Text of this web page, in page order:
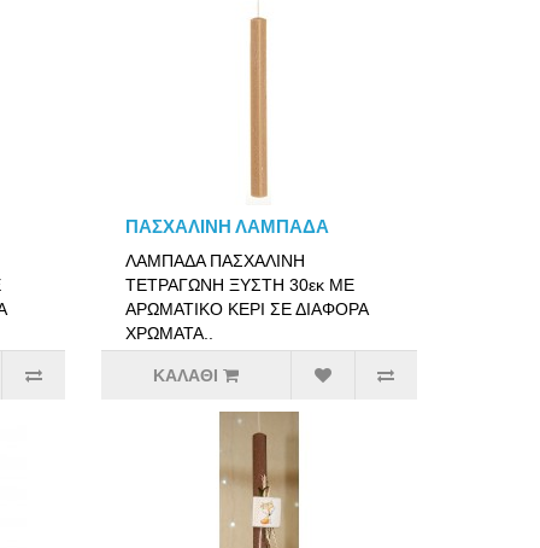
ΠΑΣΧΑΛΙΝΗ ΛΑΜΠΑΔΑ
ΛΑΜΠΑΔΑ ΠΑΣΧΑΛΙΝΗ
ΤΕΤΡΑΓΩΝΗ ΞΥΣΤΗ 30εκ ΜΕ
ΑΡΩΜΑΤΙΚΟ ΚΕΡΙ ΣΕ ΔΙΑΦΟΡΑ
ΧΡΩΜΑΤΑ..
ΚΑΛΆΘΙ